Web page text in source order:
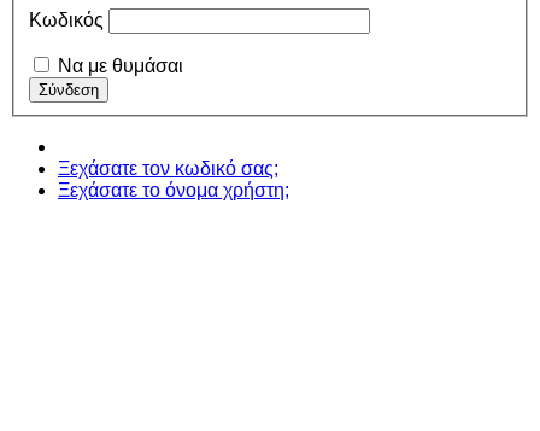
Κωδικός
Να με θυμάσαι
Ξεχάσατε τον κωδικό σας;
Ξεχάσατε το όνομα χρήστη;